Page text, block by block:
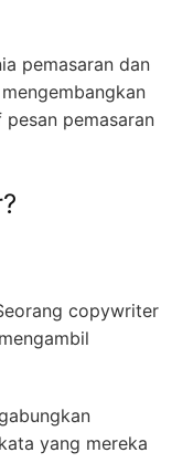
pemasaran dan
pemasaran
copywriter
yang mereka